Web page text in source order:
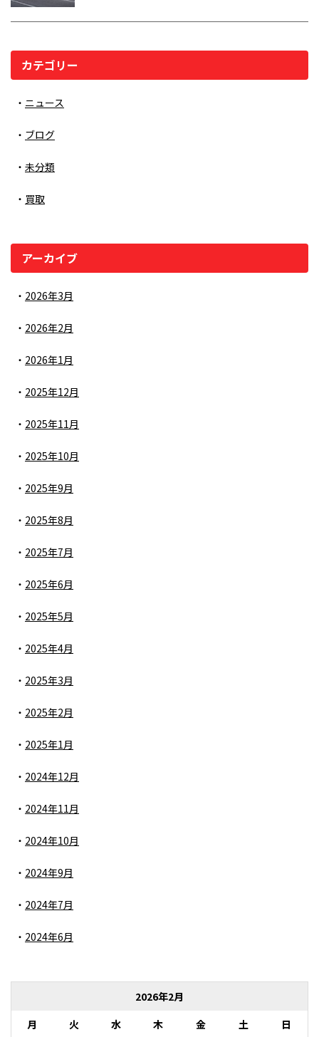
カテゴリー
ニュース
ブログ
未分類
買取
アーカイブ
2026年3月
2026年2月
2026年1月
2025年12月
2025年11月
2025年10月
2025年9月
2025年8月
2025年7月
2025年6月
2025年5月
2025年4月
2025年3月
2025年2月
2025年1月
2024年12月
2024年11月
2024年10月
2024年9月
2024年7月
2024年6月
2026年2月
月
火 水 木 金 土 日